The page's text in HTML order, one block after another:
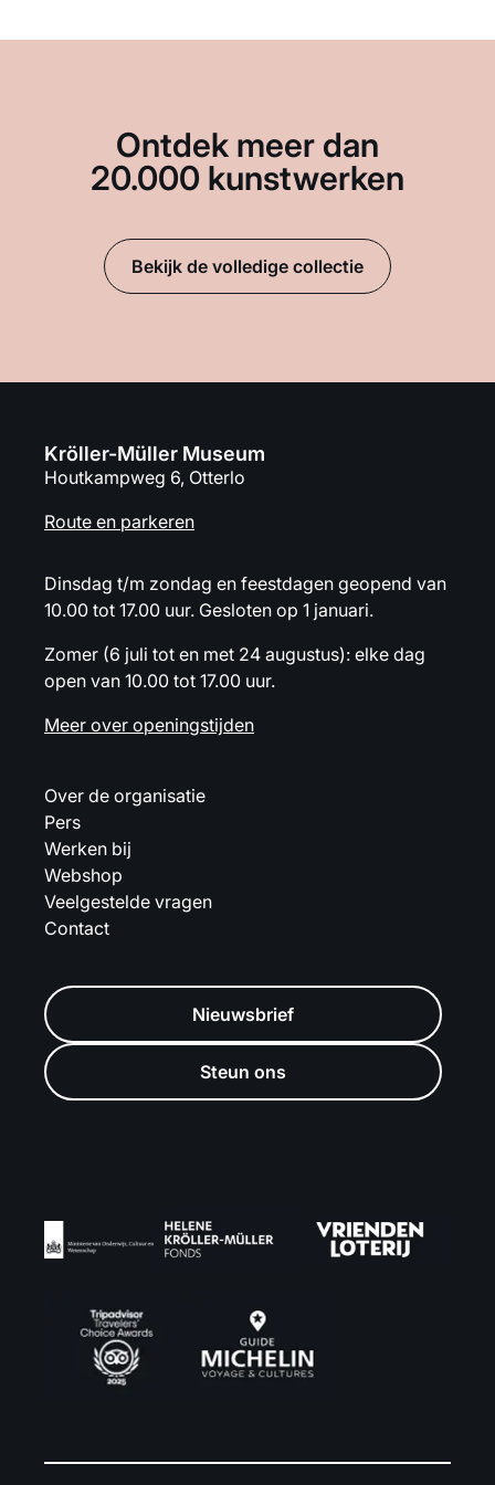
Ontdek meer dan
20.000 kunstwerken
Bekijk de volledige collectie
Kröller-Müller Museum
Houtkampweg 6, Otterlo
Route en parkeren
Dinsdag t/m zondag en feestdagen geopend van
10.00 tot 17.00 uur. Gesloten op 1 januari.
Zomer (6 juli tot en met 24 augustus): elke dag
open van 10.00 tot 17.00 uur.
Meer over openingstijden
Over de organisatie
Pers
Werken bij
Webshop
Veelgestelde vragen
Contact
Nieuwsbrief
Steun ons